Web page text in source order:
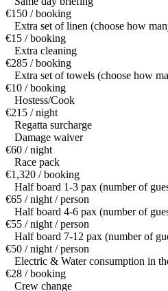
€150 / booking
Extra set of linen (choose how
€15 / booking
Extra cleaning
€285 / booking
Extra set of towels (choose how
€10 / booking
Hostess/Cook
€215 / night
Regatta surcharge
Damage waiver
€60 / night
Race pack
€1,320 / booking
Half board 1-3 pax (number of
€65 / night / person
Half board 4-6 pax (number of
€55 / night / person
Half board 7-12 pax (number of
€50 / night / person
Electric & Water consumption in
€28 / booking
Crew change